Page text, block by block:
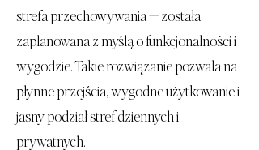
strefa przechowywania — została
zaplanowana z myślą o funkcjonalności i
wygodzie. Takie rozwiązanie pozwala na
płynne przejścia, wygodne użytkowanie i
jasny podział stref dziennych i
prywatnych.